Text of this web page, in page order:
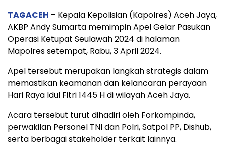
TAGACEH – Kepala Kepolisian (Kapolres) Aceh Jaya,
AKBP Andy Sumarta memimpin Apel Gelar Pasukan
Operasi Ketupat Seulawah 2024 di halaman
Mapolres setempat, Rabu, 3 April 2024.
Apel tersebut merupakan langkah strategis dalam
memastikan keamanan dan kelancaran perayaan
Hari Raya Idul Fitri 1445 H di wilayah Aceh Jaya.
Acara tersebut turut dihadiri oleh Forkompinda,
perwakilan Personel TNI dan Polri, Satpol PP, Dishub,
serta berbagai stakeholder terkait lainnya.